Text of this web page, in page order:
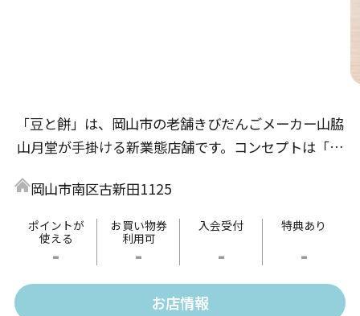
「豆と餅」は、岡山市の老舗きびだんごメーカー山脇
山月堂が手掛ける新業態店舗です。コンセプトは「気
け、食事メニューは岡山市で半世紀以上続く「増田豆
富店」とのコラボレーション。揚げ出し豆富や豆富丼
等、ヘルシーかつボリュームたっぷりのお食事をご提
供します。
岡山市南区古新田1125
ポイントが
使える
-
お買い物券
利用可
-
入会受付
-
特典あり
-
お店情報